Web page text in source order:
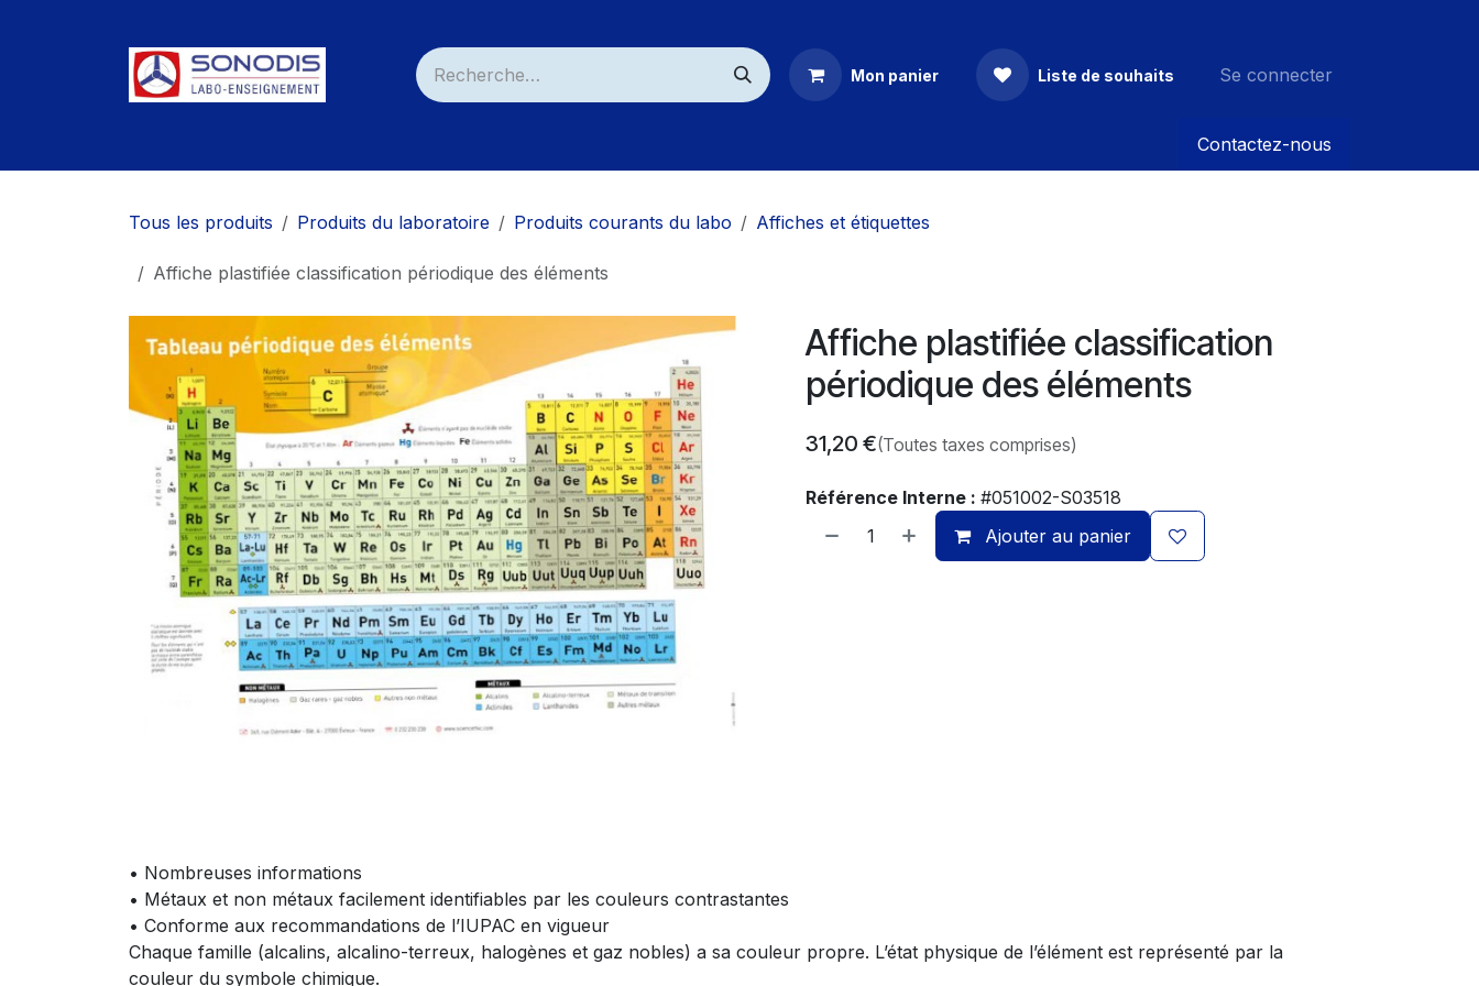
Mon panier Liste de souhaits Se connecter
Contactez-nous
Tous les produits Produits du laboratoire Produits courants du labo Affiches et étiquettes
Affiche plastifiée classification périodique des éléments
Affiche plastifiée classification
périodique des éléments
31,20 €(Toutes taxes comprises)
Référence Interne : #051002-S03518
Ajouter au panier
• Nombreuses informations
• Métaux et non métaux facilement identifiables par les couleurs contrastantes
• Conforme aux recommandations de l’IUPAC en vigueur
Chaque famille (alcalins, alcalino-terreux, halogènes et gaz nobles) a sa couleur propre. L’état physique de l’élément est représenté par la
couleur du symbole chimique.